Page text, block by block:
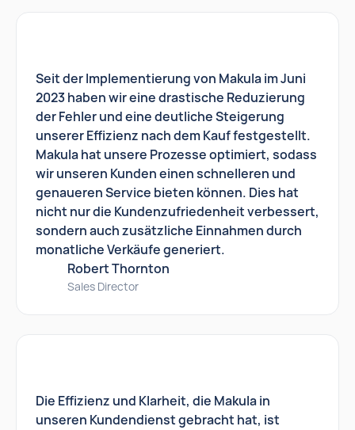
Seit der Implementierung von Makula im Juni
2023 haben wir eine drastische Reduzierung
der Fehler und eine deutliche Steigerung
unserer Effizienz nach dem Kauf festgestellt.
Makula hat unsere Prozesse optimiert, sodass
wir unseren Kunden einen schnelleren und
genaueren Service bieten können. Dies hat
nicht nur die Kundenzufriedenheit verbessert,
sondern auch zusätzliche Einnahmen durch
monatliche Verkäufe generiert.
Robert Thornton
Sales Director
Die Effizienz und Klarheit, die Makula in
unseren Kundendienst gebracht hat, ist